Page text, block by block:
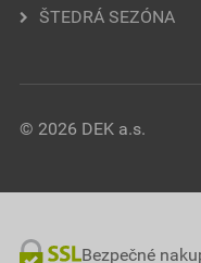
ŠTEDRÁ SEZÓNA
© 2026 DEK a.s.
Bezpečné